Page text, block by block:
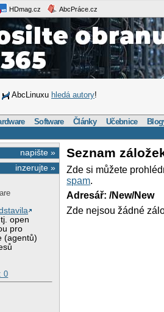
HDmag.cz AbcPráce.cz
AbcLinuxu hledá autory!
Software Články Učebnice
napište »
inzerujte »
open
pro
(agentů)
0
Seznam
Zde si můžete
spam.
Adresář: /New/New
Zde nejsou žádné